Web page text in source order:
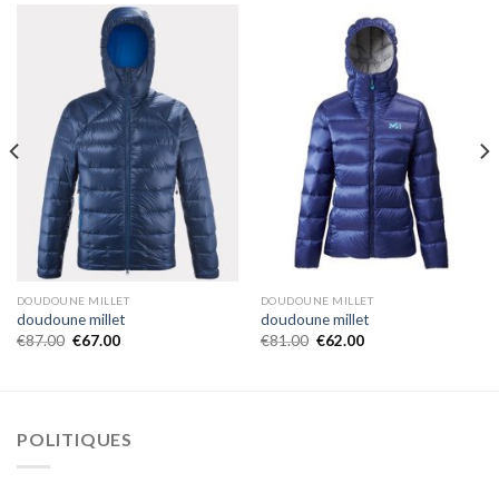
DOUDOUNE MILLET
doudoune millet
€87.00 €67.00
DOUDOUNE MILLET
doudoune millet
€81.00 €62.00
POLITIQUES